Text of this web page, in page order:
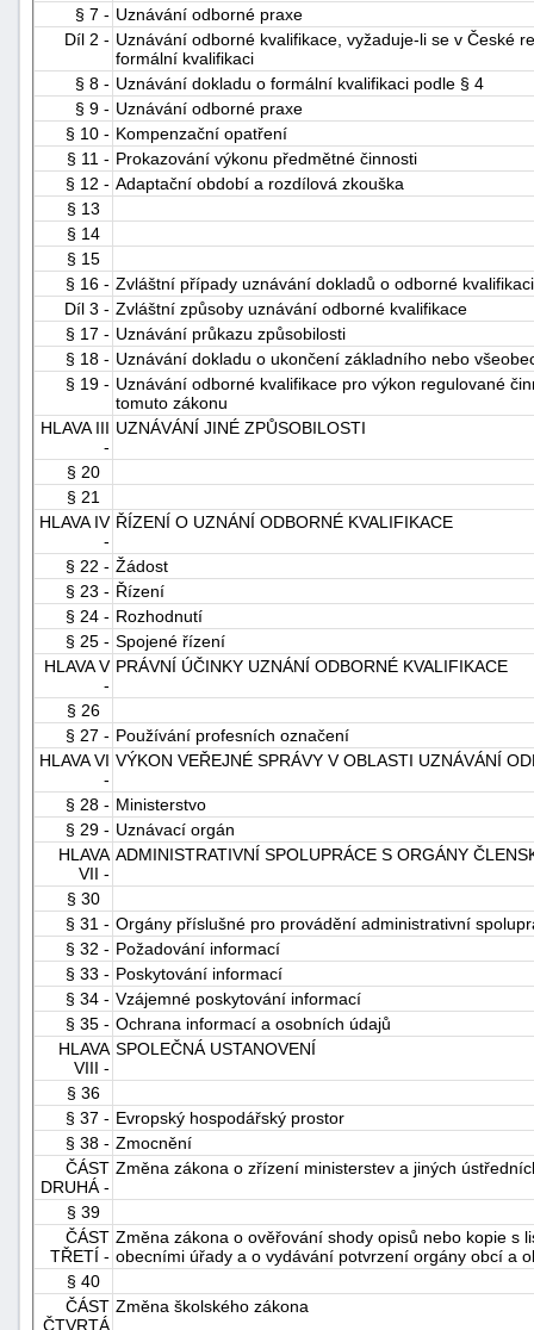
§ 7 - Uznávání odborné praxe
Díl 2 - Uznávání odborné kvalifikace, vyžaduje-li se v České
formální kvalifikaci
§ 8 - Uznávání dokladu o formální kvalifikaci podle § 4
§ 9 - Uznávání odborné praxe
§ 10 - Kompenzační opatření
§ 11 - Prokazování výkonu předmětné činnosti
§ 12 - Adaptační období a rozdílová zkouška
§ 13
§ 14
§ 15
§ 16 - Zvláštní případy uznávání dokladů o odborné kvalifikaci
Díl 3 - Zvláštní způsoby uznávání odborné kvalifikace
§ 17 - Uznávání průkazu způsobilosti
§ 18 - Uznávání dokladu o ukončení základního nebo
§ 19 - Uznávání odborné kvalifikace pro výkon regulované
tomuto zákonu
HLAVA III
-
UZNÁVÁNÍ JINÉ ZPŮSOBILOSTI
§ 20
§ 21
HLAVA IV
-
ŘÍZENÍ O UZNÁNÍ ODBORNÉ KVALIFIKACE
§ 22 - Žádost
§ 23 - Řízení
§ 24 - Rozhodnutí
§ 25 - Spojené řízení
HLAVA V
-
PRÁVNÍ ÚČINKY UZNÁNÍ ODBORNÉ KVALIFIKACE
§ 26
§ 27 - Používání profesních označení
HLAVA VI
-
VÝKON VEŘEJNÉ SPRÁVY V OBLASTI UZNÁVÁNÍ
§ 28 - Ministerstvo
§ 29 - Uznávací orgán
HLAVA
VII -
ADMINISTRATIVNÍ SPOLUPRÁCE S ORGÁNY
§ 30
§ 31 - Orgány příslušné pro provádění administrativní
§ 32 - Požadování informací
§ 33 - Poskytování informací
§ 34 - Vzájemné poskytování informací
§ 35 - Ochrana informací a osobních údajů
HLAVA
VIII -
SPOLEČNÁ USTANOVENÍ
§ 36
§ 37 - Evropský hospodářský prostor
§ 38 - Zmocnění
ČÁST
DRUHÁ -
Změna zákona o zřízení ministerstev a jiných
§ 39
ČÁST
TŘETÍ -
Změna zákona o ověřování shody opisů nebo kopie s
obecními úřady a o vydávání potvrzení orgány obcí a
§ 40
ČÁST
ČTVRTÁ
Změna školského zákona
"náhradě
škod"